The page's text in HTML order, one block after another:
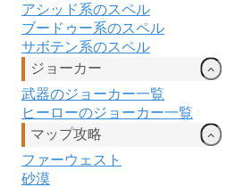
アシッド系のスペル
ブードゥー系のスペル
サボテン系のスペル
ジョーカー
武器のジョーカー一覧
ヒーローのジョーカー一覧
マップ攻略
ファーウェスト
砂漠